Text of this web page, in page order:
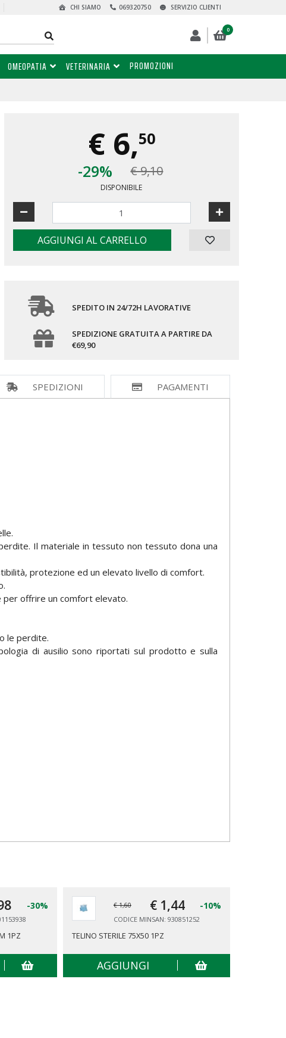
SERVIZIO CLIENTI
069320750
CHI SIAMO
0
OMEOPATIA VETERINARIA PROMOZIONI
€ 6,50
-29%
€ 9,10
DISPONIBILE
AGGIUNGI AL CARRELLO
SPEDITO IN 24/72H LAVORATIVE
SPEDIZIONE GRATUITA A PARTIRE DA
€69,90
SPEDIZIONI PAGAMENTI
Il materiale in tessuto non tessuto dona una
protezione ed un elevato livello di comfort.
per offrire un comfort elevato.
le perdite.
di ausilio sono riportati sul prodotto e sulla
-30%
1PZ
€ 1,60 € 1,44 -10%
CODICE MINSAN: 930851252
TELINO STERILE 75X50 1PZ
AGGIUNGI